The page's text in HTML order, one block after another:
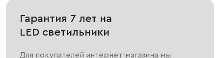
Гарантия 7 лет на
LED светильники
Для покупателей интернет-магазина мы